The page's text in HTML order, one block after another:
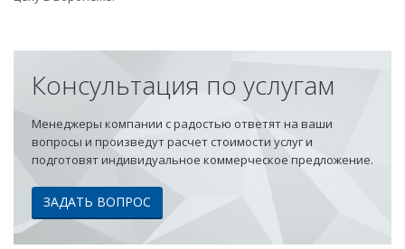
Консультация по услугам
Менеджеры компании с радостью ответят на ваши
вопросы и произведут расчет стоимости услуг и
подготовят индивидуальное коммерческое предложение.
ЗАДАТЬ ВОПРОС